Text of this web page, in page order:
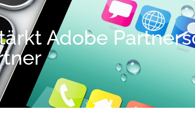
Adobe